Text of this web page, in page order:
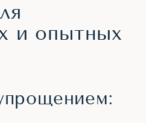
и опытных